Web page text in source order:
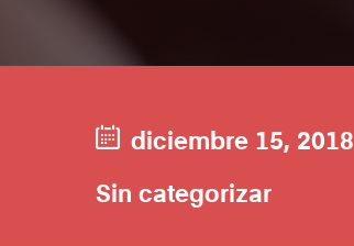
diciembre 15, 2018
Sin categorizar